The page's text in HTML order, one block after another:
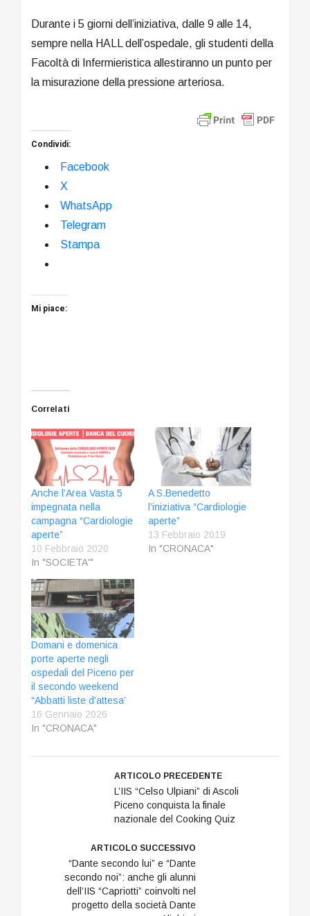
Durante i 5 giorni dell’iniziativa, dalle 9 alle 14,
sempre nella HALL dell’ospedale, gli studenti della
Facoltà di Infermieristica allestiranno un punto per
la misurazione della pressione arteriosa.
Condividi:
Facebook
X
WhatsApp
Telegram
Stampa
Mi piace:
Correlati
Anche l’Area Vasta 5
impegnata nella
campagna “Cardiologie
aperte”
10 Febbraio 2020
In "SOCIETA'"
A S.Benedetto
l’iniziativa “Cardiologie
aperte”
13 Febbraio 2019
In "CRONACA"
Domani e domenica
porte aperte negli
ospedali del Piceno per
il secondo weekend
“Abbatti liste d’attesa’
16 Gennaio 2026
In "CRONACA"
ARTICOLO PRECEDENTE
L’IIS “Celso Ulpiani” di Ascoli
Piceno conquista la finale
nazionale del Cooking Quiz
ARTICOLO SUCCESSIVO
“Dante secondo lui” e “Dante
secondo noi”: anche gli alunni
dell’IIS “Capriotti” coinvolti nel
progetto della società Dante